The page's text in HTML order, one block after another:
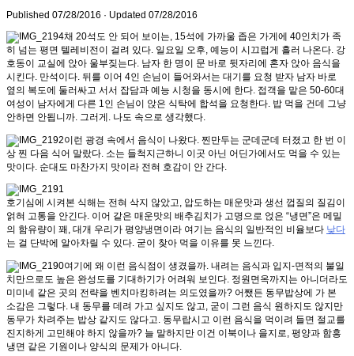
Published 07/28/2016 · Updated 07/28/2016
채 20석도 안 되어 보이는, 15석에 가까울 좁은 가게에 40인치가 족
히 넘는 평면 텔레비전이 걸려 있다. 일요일 오후, 예능이 시끄럽게 흘러 나온다. 강
호동이 교실에 앉아 울부짖는다. 남자 한 명이 문 바로 뒷자리에 혼자 앉아 음식을
시킨다. 만석이다. 뒤를 이어 4인 손님이 들어와서는 대기를 요청 받자 남자 바로
옆의 복도에 둘러싸고 서서 잡담과 예능 시청을 동시에 한다. 접객을 맡은 50-60대
여성이 남자에게 다른 1인 손님이 앉은 식탁에 합석을 요청한다. 밥 먹을 건데 그냥
안하면 안됩니까. 그러게. 나도 속으로 생각했다.
이런 광경 속에서 음식이 나왔다. 찐만두는 군데군데 터졌고 한 번 이
상 찐 다음 식어 말랐다. 소는 들척지근하니 이곳 아닌 어딘가에서도 먹을 수 있는
맛이다. 순대도 마찬가지 맛이라 전혀 호감이 안 간다.
호기심에 시켜본 식해는 전혀 삭지 않았고, 압도하는 매운맛과 생선 껍질의 질김이
얽혀 고통을 안긴다. 이어 같은 매운맛의 배추김치가 고명으로 얹은 “냉면”은 메밀
의 함유량이 꽤, 대개 우리가 평양냉면이라 여기는 음식의 일반적인 비율보다 낮다
는 걸 단박에 알아차릴 수 있다. 굳이 찾아 먹을 이유를 못 느낀다.
여기에 왜 이런 음식점이 생겼을까. 내려는 음식과 입지-면적의 불일
치만으로도 높은 완성도를 기대하기가 어려워 보인다. 정원면옥까지는 아니더라도
미미네 같은 곳의 전략을 벤치마킹하려는 의도였을까? 어쨌든 동무밥상에 가 본
소감은 그렇다. 내 동무를 데려 가고 싶지도 않고, 굳이 그런 음식 원하지도 않지만
동무가 차려주는 밥상 같지도 않다고. 동무랍시고 이런 음식을 먹이려 들면 절교를
진지하게 고민해야 하지 않을까? 늘 말하지만 이건 이북이나 을지로, 평양과 함흥
냉면 같은 기원이나 양식의 문제가 아니다.